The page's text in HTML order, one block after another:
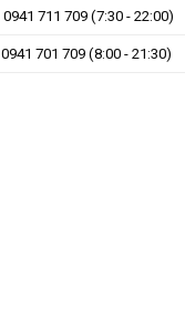
0941 711 709 (7:30 - 22:00)
0941 701 709 (8:00 - 21:30)